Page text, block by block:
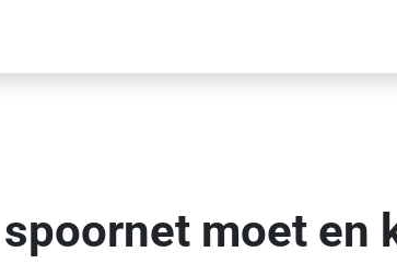
moet en